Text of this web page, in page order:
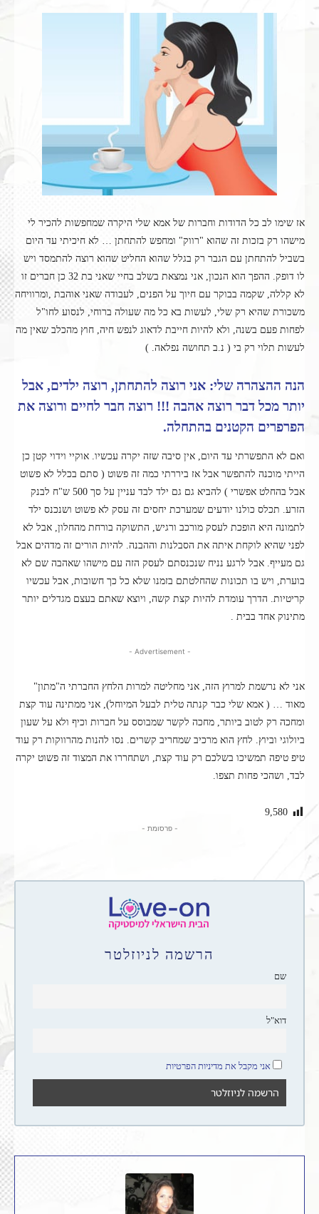
אז שימו לב כל הדודות וחברות של אמא שלי היקרה שמחפשות להכיר לי
מישהו רק בזכות זה שהוא "רווק" ומחפש להתחתן … לא חיכיתי עד היום
בשביל להתחתן עם הגבר רק בגלל שהוא החליט שהוא רוצה להתמסד ויש
לו דופק. ההפך הוא הנכון, אני נמצאת בשלב בחיי שאני בת 32 כן חברים זו
לא קללה, שקמה בבוקר עם חיוך על הפנים, לעבודה שאני אוהבת ,ומרוויחה
משכורת שהיא רק שלי, לעשות בא כל מה שעולה ברוחי, לנסוע לחו"ל
לפחות פעם בשנה, ולא להיות חייבת לדאוג לנפש חיה, חוץ מהכלב שאין מה
לעשות תלוי רק בי ( נ.ב תחושה נפלאה. )
הנה ההצהרה שלי: אני רוצה להתחתן, רוצה ילדים, אבל
יותר מכל דבר רוצה אהבה !!! רוצה חבר לחיים ורוצה את
הפרפרים הקטנים בהתחלה.
ואם לא התפשרתי עד היום, אין סיבה שזה יקרה עכשיו. אוקיי וידוי קטן כן
הייתי מוכנה להתפשר אבל אז ביררתי כמה זה פשוט ( סתם בכלל לא פשוט
אבל בהחלט אפשרי ) להביא גם גם ילד לבד עניין על סך 500 ש"ח לבנק
הזרע. תכלס כולנו יודעים שמערכת יחסים זה עסק לא פשוט ושנכנס ילד
לתמונה היא הופכת לעסק מורכב ורגיש, התשוקה בורחת מהחלון, אבל לא
לפני שהיא לוקחת איתה את הסבלנות וההבנה. להיות הורים זה מדהים אבל
גם מעייף. אבל לרגע נניח שנכנסתם לעסק הזה עם מישהו שאהבה שם לא
בוערת, ויש בו תכונות שהחלטתם בזמנו שלא כל כך חשובות, אבל עכשיו
קריטיות. הדרך עומדת להיות קצת קשה, ויוצא שאתם בעצם מגדלים יותר
מתינוק אחד בבית .
- Advertisement -
אני לא נרשמת למרוץ הזה, אני מחליטה למרות הלחץ החברתי ה"מתון"
מאוד … ( אמא שלי כבר קנתה טלית לבעל המיוחל), אני ממתינה עוד קצת
ומחכה רק לטוב ביותר, מחכה לקשר שמבוסס על חברות וכיף ולא על שעון
ביולוגי וביוץ. לחץ הוא מרכיב שמחריב קשרים. נסו להנות מהרווקות רק עוד
טיפ טיפה תמשיכו בשלכם רק עוד קצת, ושתחררו את המצוד זה פשוט יקרה
לבד, ושהכי פחות תצפו.
9,580
- פרסומת -
הרשמה לניוזלטר
שם
דוא"ל
אני מקבל את מדיניות הפרטיות